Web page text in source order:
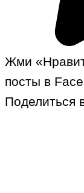
Жми
посты в
Поделиться